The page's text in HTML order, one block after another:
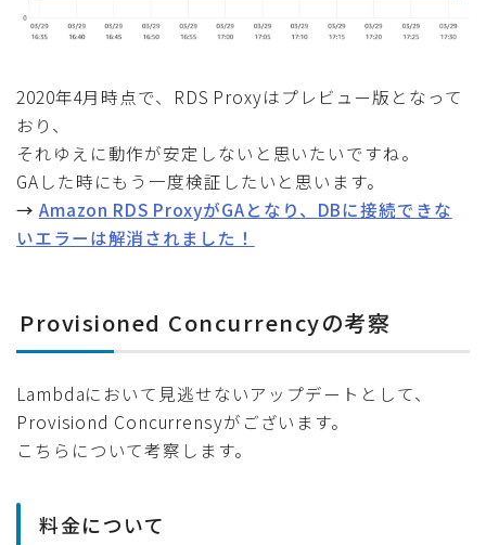
2020年4月時点で、RDS Proxyはプレビュー版となって
おり、
それゆえに動作が安定しないと思いたいですね。
GAした時にもう一度検証したいと思います。
→ Amazon RDS ProxyがGAとなり、DBに接続できな
いエラーは解消されました！
Provisioned Concurrencyの考察
Lambdaにおいて見逃せないアップデートとして、
Provisiond Concurrensyがございます。
こちらについて考察します。
料金について